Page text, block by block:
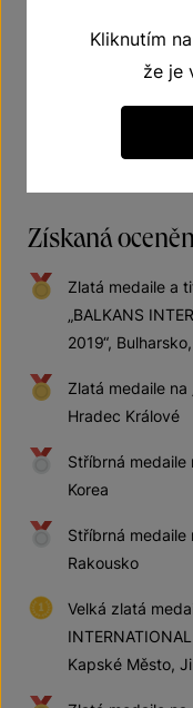
Vhodné k
Získaná
Zlatá medaile a
„BALKANS
2019“,
Zlatá medaile na
Hradec Králové
Stříbrná medaile
Korea
Stříbrná medaile
Rakousko
Velká zlatá
Kapské Město,
Kliknutím
že je